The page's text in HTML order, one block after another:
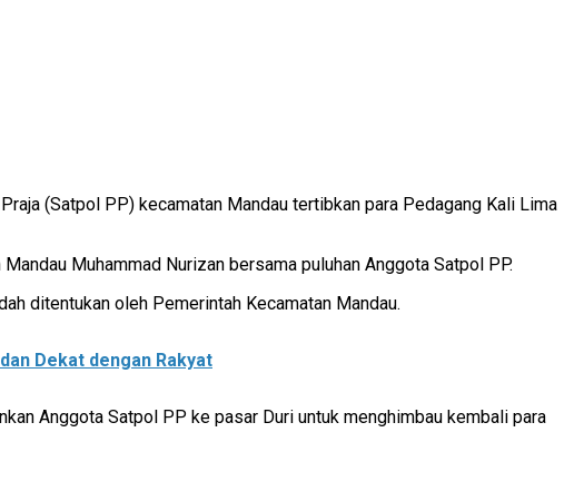
(Satpol PP) kecamatan Mandau tertibkan para Pedagang Kali Lima
Muhammad Nurizan bersama puluhan Anggota Satpol PP.
ditentukan oleh Pemerintah Kecamatan Mandau.
Dekat dengan Rakyat
Anggota Satpol PP ke pasar Duri untuk menghimbau kembali para